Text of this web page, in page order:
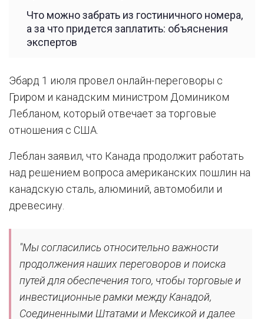
Что можно забрать из гостиничного номера,
а за что придется заплатить: объяснения
экспертов
Эбард 1 июля провел онлайн-переговоры с
Гриром и канадским министром Домиником
Лебланом, который отвечает за торговые
отношения с США.
Леблан заявил, что Канада продолжит работать
над решением вопроса американских пошлин на
канадскую сталь, алюминий, автомобили и
древесину.
"Мы согласились относительно важности
продолжения наших переговоров и поиска
путей для обеспечения того, чтобы торговые и
инвестиционные рамки между Канадой,
Соединенными Штатами и Мексикой и далее